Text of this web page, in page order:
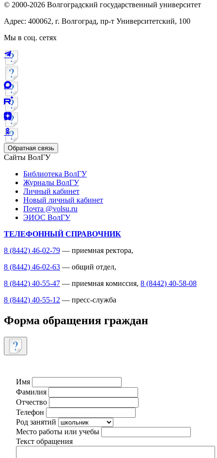
© 2000-2026 Волгоградский государственный университет
Адрес: 400062, г. Волгоград, пр-т Университетский, 100
Мы в соц. сетях
Обратная связь
Сайты ВолГУ
Библиотека ВолГУ
Журналы ВолГУ
Личный кабинет
Новый личный кабинет
Почта @volsu.ru
ЭИОС ВолГУ
ТЕЛЕФОННЫЙ СПРАВОЧНИК
8 (8442) 46-02-79 — приемная ректора,
8 (8442) 46-02-63 — общий отдел,
8 (8442) 40-55-47 — приемная комиссия, 8 (8442) 40-58-08
8 (8442) 40-55-12 — пресс-служба
Форма обращения граждан
Имя
Фамилия
Отчество
Телефон
Род занятий
Место работы или учебы
Текст обращения